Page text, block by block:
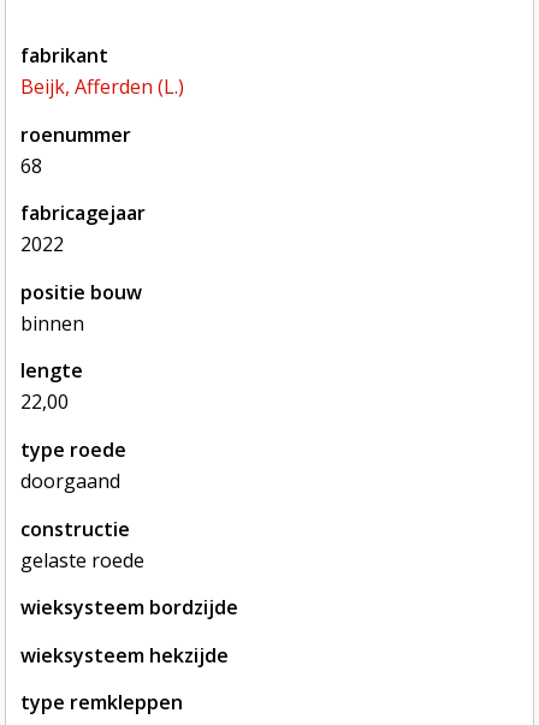
fabrikant
Beijk, Afferden (L.)
roenummer
68
fabricagejaar
2022
positie bouw
binnen
lengte
22,00
type roede
doorgaand
constructie
gelaste roede
wieksysteem bordzijde
wieksysteem hekzijde
type remkleppen